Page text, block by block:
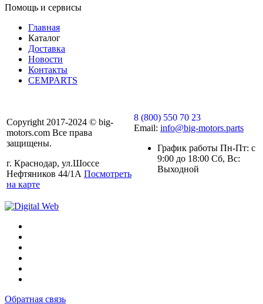
Помощь и сервисы
Главная
Каталог
Доставка
Новости
Контакты
CEMPARTS
Copyright 2017-2024 © big-
motors.com Все права
защищены.
г. Краснодар, ул.Шоссе
Нефтяников 44/1А Посмотреть
на карте
8 (800) 550 70 23
Email: info@big-motors.parts
График работы Пн-Пт: с
9:00 до 18:00 Сб, Вс:
Выходной
Обратная связь